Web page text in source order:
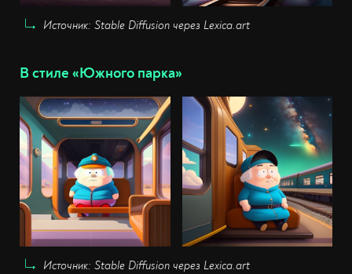
Источник: Stable Diffusion через Lexica.art
В стиле «Южного парка»
Источник: Stable Diffusion через Lexica.art